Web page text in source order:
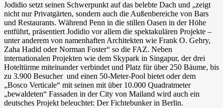
Jodidio setzt seinen Schwerpunkt auf das belebte Dach und „zeigt
nicht nur Privatgärten, sondern auch die Außenbereiche von Bars
und Restaurants. Während Penn in die stillen Oasen in der Höhe
entführt, präsentiert Jodidio vor allem die spektakulären Projekte –
unter anderem von namenhaften Architekten wie Frank O. Gehry,
Zaha Hadid oder Norman Foster“ so die FAZ. Neben
internationalen Projekten wie dem Skypark in Singapur, der drei
Hoteltürme miteinander verbindet und Platz für über 250 Bäume, bis
zu 3.900 Besucher und einen 50-Meter-Pool bietet oder dem
„Bosco Verticale“ mit seinen mit über 10.000 Quadratmeter
„bewaldeten“ Fassaden in der City von Mailand wird auch ein
deutsches Projekt beleuchtet: Der Fichtebunker in Berlin.